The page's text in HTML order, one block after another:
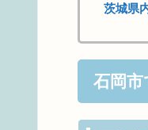
茨城県
石岡市